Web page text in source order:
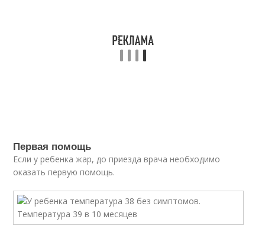
Первая помощь
Если у ребенка жар, до приезда врача необходимо
оказать первую помощь.